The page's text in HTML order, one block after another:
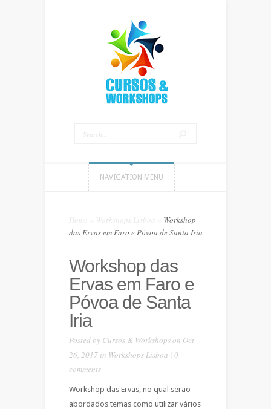
NAVIGATION MENU
Home Workshops Lisboa
Workshop
das Ervas em Faro e Póvoa de Santa Iria
Workshop das
Ervas em Faro e
Póvoa de Santa
Iria
Posted by Cursos & Workshopson Oct
26, 2017 in Workshops Lisboa | 0
comments
Workshop das Ervas, no qual serão
abordados temas como utilizar vários